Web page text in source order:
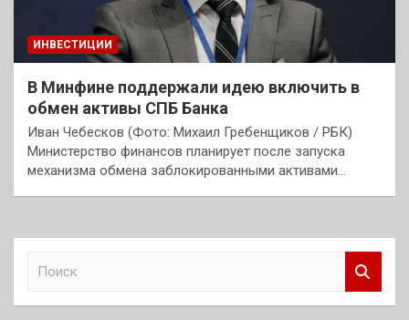
ИНВЕСТИЦИИ
В Минфине поддержали идею включить в
обмен активы СПБ Банка
Иван Чебесков (Фото: Михаил Гребенщиков / РБК)
Министерство финансов планирует после запуска
механизма обмена заблокированными активами…